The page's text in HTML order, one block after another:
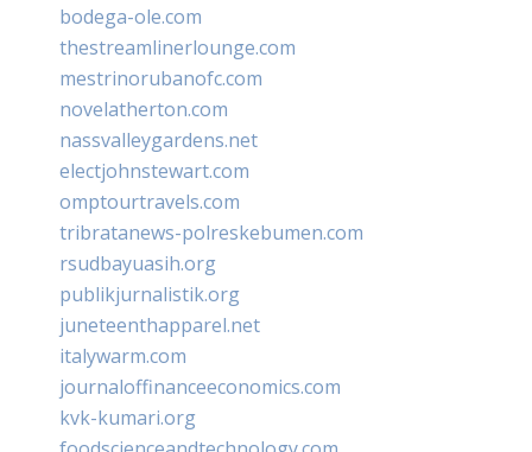
bodega-ole.com
thestreamlinerlounge.com
mestrinorubanofc.com
novelatherton.com
nassvalleygardens.net
electjohnstewart.com
omptourtravels.com
tribratanews-polreskebumen.com
rsudbayuasih.org
publikjurnalistik.org
juneteenthapparel.net
italywarm.com
journaloffinanceeconomics.com
kvk-kumari.org